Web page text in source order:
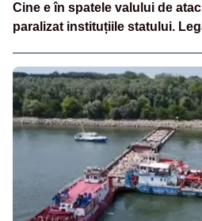
Cine e în spatele valului de
paralizat instituțiile statului.